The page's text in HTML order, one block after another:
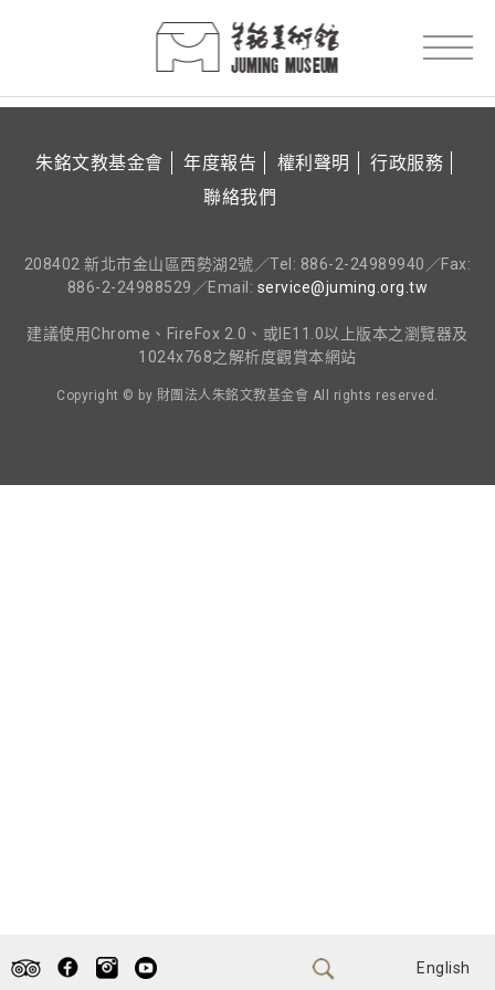
English
朱銘文教基金會 年度報告 權利聲明
行政服務
聯絡我們
208402 新北市金山區西勢湖2號／Tel: 886-2-24989940／Fax:
886-2-24988529／Email: service@juming.org.tw
建議使用Chrome、FireFox 2.0、或IE11.0以上版本之瀏覽器及
1024x768之解析度觀賞本網站
Copyright © by 財團法人朱銘文教基金會 All rights reserved.